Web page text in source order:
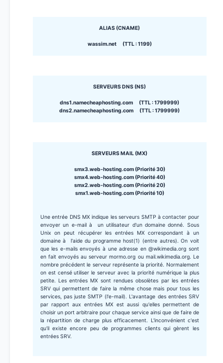
ALIAS (CNAME)
wassim.net (TTL : 1199)
SERVEURS DNS (NS)
dns1.namecheaphosting.com (TTL : 1799999)
dns2.namecheaphosting.com (TTL : 1799999)
SERVEURS MAIL (MX)
smx3.web-hosting.com (Priorité 30)
smx4.web-hosting.com (Priorité 40)
smx2.web-hosting.com (Priorité 20)
smx1.web-hosting.com (Priorité 10)
Une entrée DNS MX indique les serveurs SMTP à contacter pour
envoyer un e-mail à un utilisateur d'un domaine donné. Sous
Unix on peut récupérer les entrées MX correspondant à un
domaine à l'aide du programme host(1) (entre autres). On voit
que les e-mails envoyés à une adresse en @wikimedia.org sont
en fait envoyés au serveur mormo.org ou mail.wikimedia.org. Le
nombre précédent le serveur représente la priorité. Normalement
on est censé utiliser le serveur avec la priorité numérique la plus
petite. Les entrées MX sont rendues obsolètes par les entrées
SRV qui permettent de faire la même chose mais pour tous les
services, pas juste SMTP (l'e-mail). L'avantage des entrées SRV
par rapport aux entrées MX est aussi qu'elles permettent de
choisir un port arbitraire pour chaque service ainsi que de faire de
la répartition de charge plus efficacement. L'inconvénient c'est
qu'il existe encore peu de programmes clients qui gèrent les
entrées SRV.